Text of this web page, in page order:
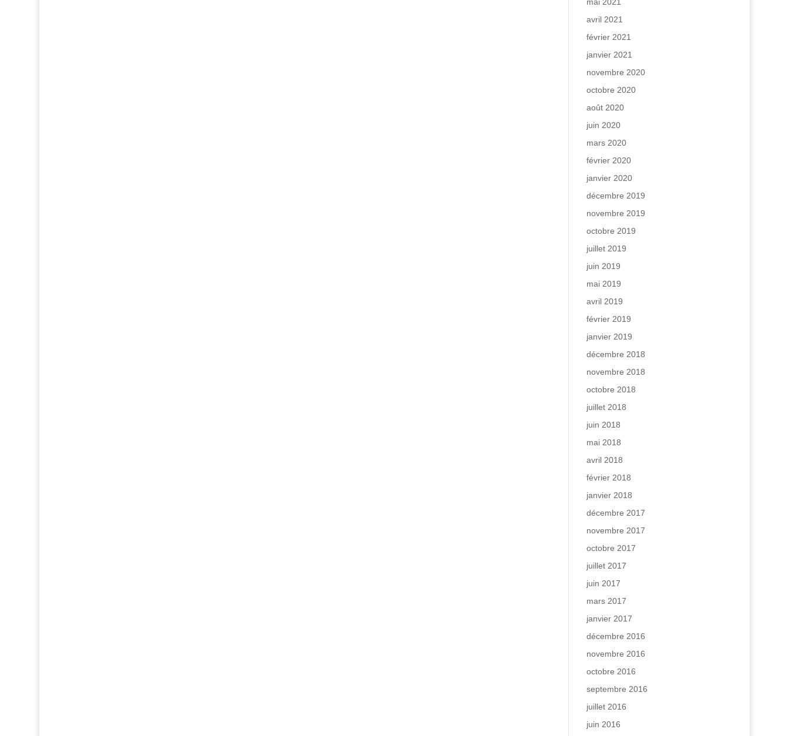
avril 2021
février 2021
janvier 2021
novembre 2020
octobre 2020
août 2020
juin 2020
mars 2020
février 2020
janvier 2020
décembre 2019
novembre 2019
octobre 2019
juillet 2019
juin 2019
mai 2019
avril 2019
février 2019
janvier 2019
décembre 2018
novembre 2018
octobre 2018
juillet 2018
juin 2018
mai 2018
avril 2018
février 2018
janvier 2018
décembre 2017
novembre 2017
octobre 2017
juillet 2017
juin 2017
mars 2017
janvier 2017
décembre 2016
novembre 2016
octobre 2016
septembre 2016
juillet 2016
juin 2016